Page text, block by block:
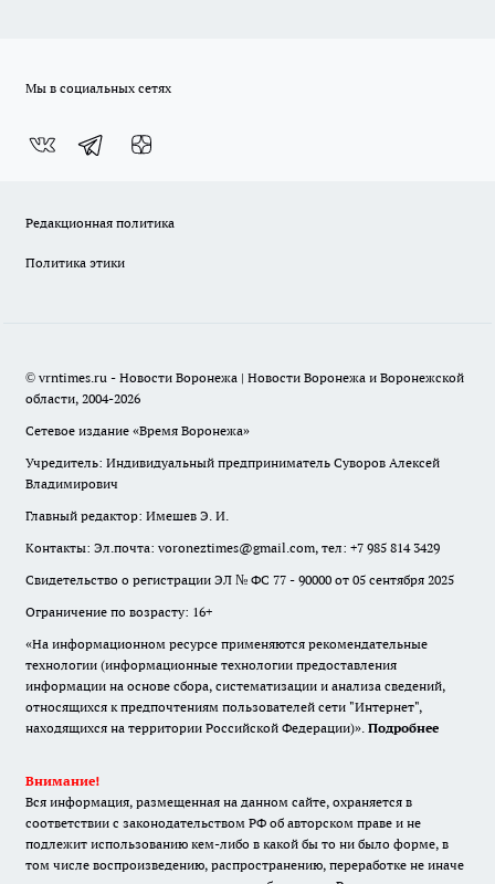
Мы в социальных сетях
Редакционная политика
Политика этики
© vrntimes.ru - Новости Воронежа | Новости Воронежа и Воронежской
области, 2004-2026
Сетевое издание «Время Воронежа»
Учредитель: Индивидуальный предприниматель Суворов Алексей
Владимирович
Главный редактор: Имешев Э. И.
Контакты: Эл.почта: voroneztimes@gmail.com, тел: +7 985 814 3429
Свидетельство о регистрации ЭЛ № ФС 77 - 90000 от 05 сентября 2025
Ограничение по возрасту: 16+
«На информационном ресурсе применяются рекомендательные
технологии (информационные технологии предоставления
информации на основе сбора, систематизации и анализа сведений,
относящихся к предпочтениям пользователей сети "Интернет",
находящихся на территории Российской Федерации)». Подробнее
Внимание!
Вся информация, размещенная на данном сайте, охраняется в
соответствии с законодательством РФ об авторском праве и не
подлежит использованию кем-либо в какой бы то ни было форме, в
том числе воспроизведению, распространению, переработке не иначе